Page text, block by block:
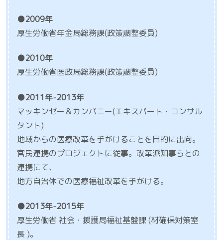
●2009年
厚生労働省年金局総務課(政策調整委員)
●2010年
厚生労働省医政局総務課(政策調整委員)
●2011年-2013年
マッキンゼー＆カンパニー(エキスパート・コンサル
タント)
地域からの医療改革を手がけることを目的に出向。
官民連携のプロジェクトに従事。改革派知事らとの
連携にて、
地方自治体での医療福祉改革を手がける。
●2013年-2015年
厚生労働省 社会・援護局福祉基盤課 (材確保対策室
長 )。